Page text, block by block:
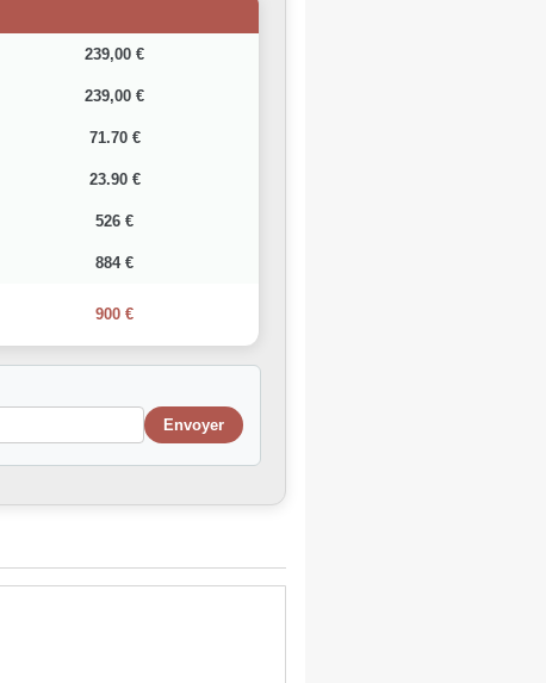
239,00 €
239,00 €
71.70 €
23.90 €
526 €
884 €
900 €